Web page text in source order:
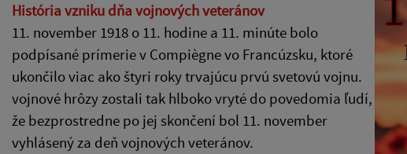
História vzniku dňa vojnových veteránov
11. november 1918 o 11. hodine a 11. minúte bolo
podpísané prímerie v Compiègne vo Francúzsku, ktoré
ukončilo viac ako štyri roky trvajúcu prvú svetovú vojnu.
vojnové hrôzy zostali tak hlboko vryté do povedomia ľudí,
že bezprostredne po jej skončení bol 11. november
vyhlásený za deň vojnových veteránov.